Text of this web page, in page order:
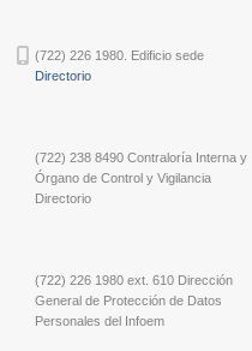
(722) 226 1980. Edificio sede
Directorio
(722) 238 8490 Contraloría Interna y
Órgano de Control y Vigilancia
Directorio
(722) 226 1980 ext. 610 Dirección
General de Protección de Datos
Personales del Infoem